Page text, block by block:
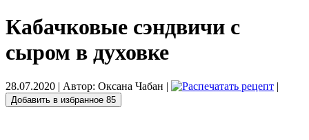
Кабачковые сэндвичи с
сыром в духовке
28.07.2020 | Автор: Оксана Чабан | |
Добавить в избранное 85